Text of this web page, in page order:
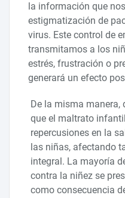
la información que
estigmatización de
virus. Este control de
transmitamos a los
estrés, frustración o
generará un efecto
De la misma manera,
que el maltrato
repercusiones en la
las niñas, afectando
integral. La mayoría
contra la niñez se
como consecuencia